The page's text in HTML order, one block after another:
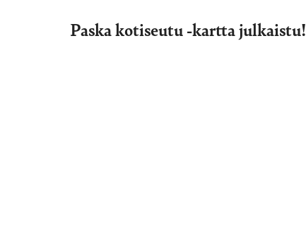
Paska kotiseutu -kartta julkaistu!